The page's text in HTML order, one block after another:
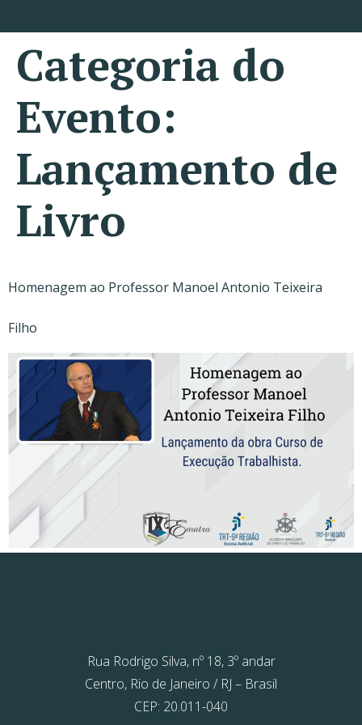
Categoria do
Evento:
Lançamento de
Livro
Homenagem ao Professor Manoel Antonio Teixeira
Filho
Rua Rodrigo Silva, nº 18, 3º andar
Centro, Rio de Janeiro / RJ – Brasil
CEP: 20.011-040